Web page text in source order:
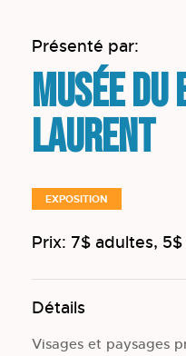
Présenté par:
Musée
Laurent
EXPOSITION
Prix: 7$ adultes,
Détails
Visages et paysages